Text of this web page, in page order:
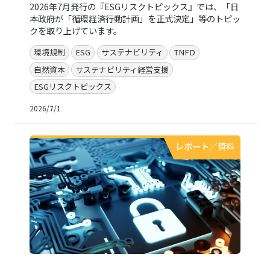
2026年7月発行の『ESGリスクトピックス』では、「日
本政府が「循環経済行動計画」を正式決定」等のトピッ
クを取り上げています。
環境規制 ESG サステナビリティ
TNFD
自然資本
サステナビリティ経営支援
ESGリスクトピックス
2026/7/1
レポート／資料